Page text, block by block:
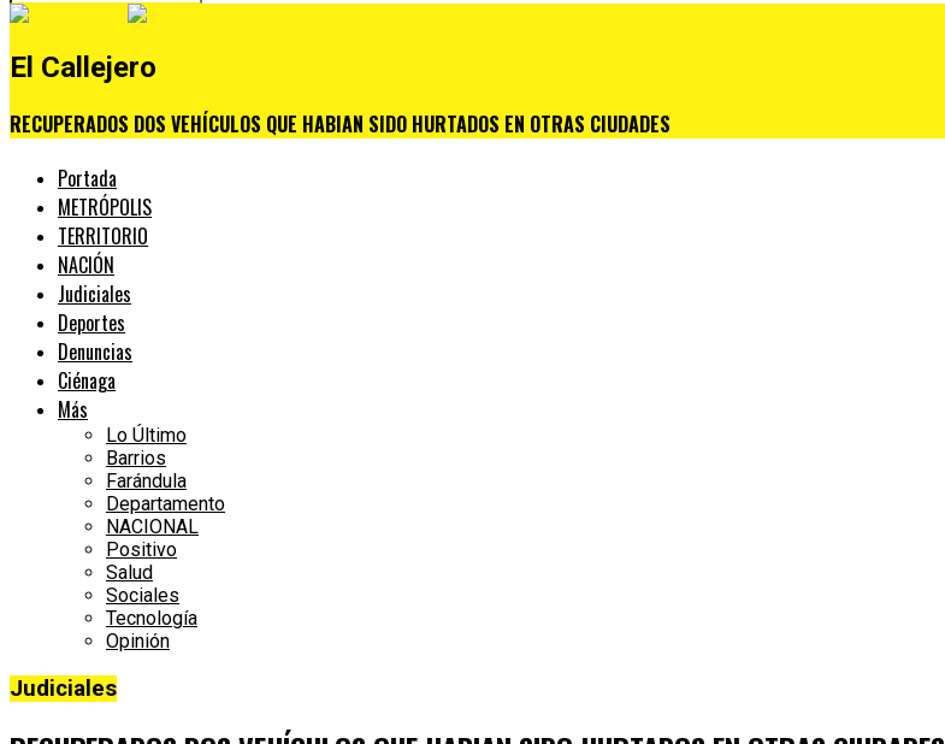
El Callejero
RECUPERADOS DOS VEHÍCULOS QUE HABIAN SIDO HURTADOS EN OTRAS CIUDADES
Portada
METRÓPOLIS
TERRITORIO
NACIÓN
Judiciales
Deportes
Denuncias
Ciénaga
Más
Lo Último
Barrios
Farándula
Departamento
NACIONAL
Positivo
Salud
Sociales
Tecnología
Opinión
Judiciales